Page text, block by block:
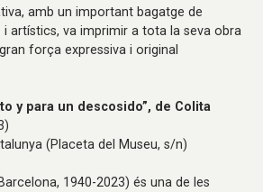
amb un important bagatge de
artístics, va imprimir a tota la seva obra
força expressiva i original
y para un descosido”, de Colita
(Placeta del Museu, s/n)
1940-2023) és una de les